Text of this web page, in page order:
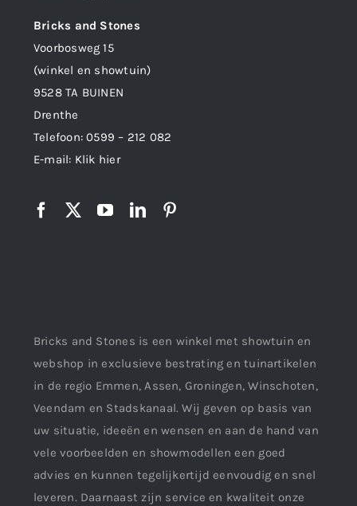
Bricks and Stones
Voorbosweg 15
(winkel en showtuin)
9528 TA BUINEN
Drenthe
Telefoon:0599 – 212 082
E-mail: Klik hier
Bricks and Stones is een winkel met showtuin en
webshop in exclusieve bestrating en tuinartikelen
in de regio Emmen, Assen, Groningen, Winschoten,
Veendam en Stadskanaal. Wij geven op basis van
uw situatie, ideeën en wensen en aan de hand van
vele voorbeelden en showmodellen een goed
advies en kunnen tegelijkertijd eenvoudig en snel
leveren. Daarnaast zijn service en kwaliteit onze